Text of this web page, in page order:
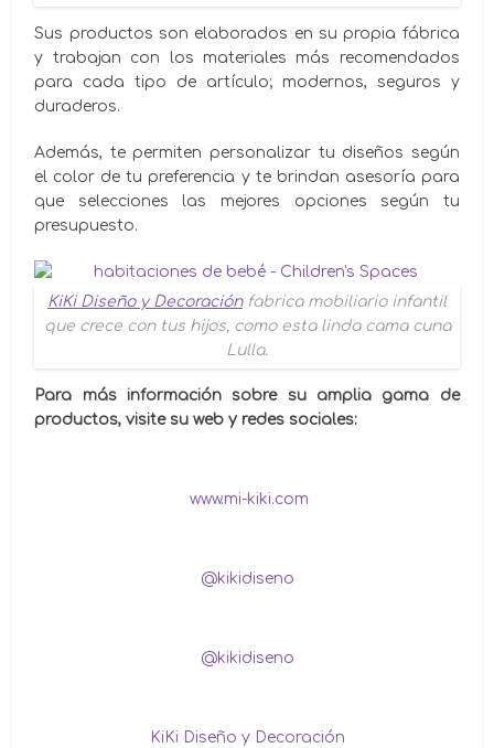
Sus productos son elaborados en su propia fábrica
y trabajan con los materiales más recomendados
para cada tipo de artículo; modernos, seguros y
duraderos.
Además, te permiten personalizar tu diseños según
el color de tu preferencia y te brindan asesoría para
que selecciones las mejores opciones según tu
presupuesto.
KiKi Diseño y Decoraciónfabrica mobiliario infantil
que crece con tus hijos, como esta linda cama cuna
Lulla.
Para más información sobre su amplia gama de
productos, visite su web y redes sociales:
www.mi-kiki.com
@kikidiseno
@kikidiseno
KiKi Diseño y Decoración